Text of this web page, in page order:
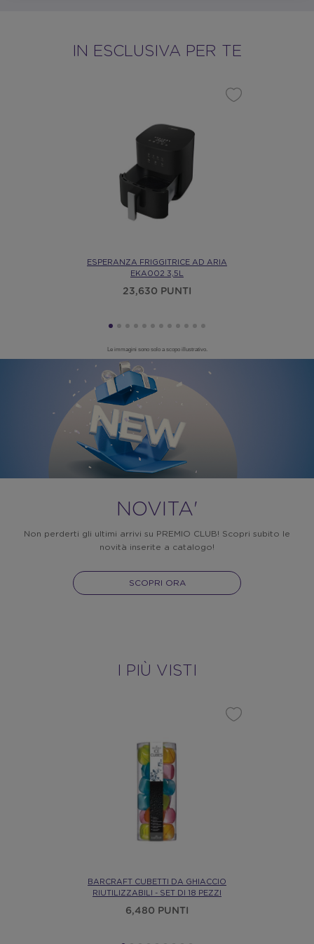
IN ESCLUSIVA PER TE
ESPERANZA FRIGGITRICE AD ARIA
EKA002 3,5L
23,630 PUNTI
Le immagini sono solo a scopo illustrativo.
NOVITA'
Non perderti gli ultimi arrivi su PREMIO CLUB! Scopri subito le
novità inserite a catalogo!
SCOPRI ORA
I PIÙ VISTI
BARCRAFT CUBETTI DA GHIACCIO
RIUTILIZZABILI - SET DI 18 PEZZI
6,480 PUNTI